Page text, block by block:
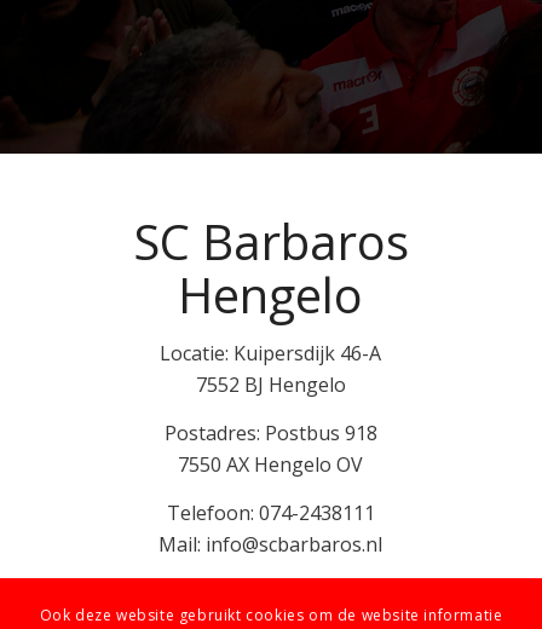
SC Barbaros
Hengelo
Locatie: Kuipersdijk 46-A
7552 BJ Hengelo
Postadres: Postbus 918
7550 AX Hengelo OV
Telefoon: 074-2438111
Mail: info@scbarbaros.nl
Ook deze website gebruikt cookies om de website informatie